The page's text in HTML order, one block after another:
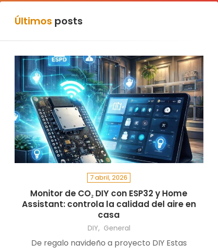
Últimos posts
7 abril, 2026
Monitor de CO₂ DIY con ESP32 y Home
Assistant: controla la calidad del aire en
casa
DIY General
De regalo navideño a proyecto DIY Estas